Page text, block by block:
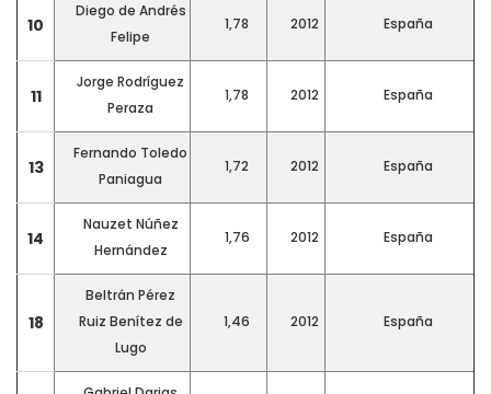
10
Diego de Andrés
Felipe
1,78 2012 España
11
Jorge Rodríguez
Peraza
1,78 2012 España
13
Fernando Toledo
Paniagua
1,72 2012 España
14
Nauzet Núñez
Hernández
1,76 2012 España
18
Beltrán Pérez
Ruiz Benítez de
Lugo
1,46 2012 España